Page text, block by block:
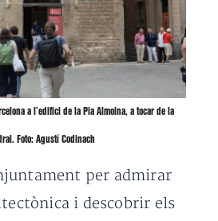
a l’edifici de la Pia Almoina, a tocar de la
Foto: Agustí Codinach
per admirar
i descobrir els